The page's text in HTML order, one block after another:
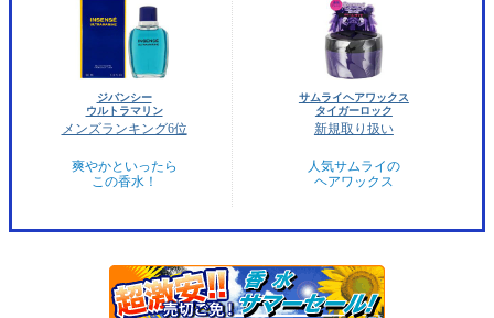
ジバンシー
ウルトラマリン
メンズランキング6位
爽やかといったら
この香水！
サムライヘアワックス
タイガーロック
新規取り扱い
人気サムライの
ヘアワックス